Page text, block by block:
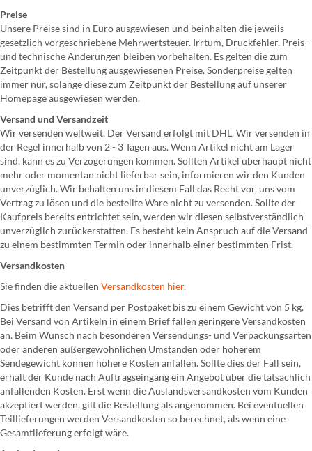
Preise
Unsere Preise sind in Euro ausgewiesen und beinhalten die jeweils
gesetzlich vorgeschriebene Mehrwertsteuer. Irrtum, Druckfehler, Preis-
und technische Änderungen bleiben vorbehalten. Es gelten die zum
Zeitpunkt der Bestellung ausgewiesenen Preise. Sonderpreise gelten
immer nur, solange diese zum Zeitpunkt der Bestellung auf unserer
Homepage ausgewiesen werden.
Versand und Versandzeit
Wir versenden weltweit. Der Versand erfolgt mit DHL. Wir versenden in
der Regel innerhalb von 2 - 3 Tagen aus. Wenn Artikel nicht am Lager
sind, kann es zu Verzögerungen kommen. Sollten Artikel überhaupt nicht
mehr oder momentan nicht lieferbar sein, informieren wir den Kunden
unverzüglich. Wir behalten uns in diesem Fall das Recht vor, uns vom
Vertrag zu lösen und die bestellte Ware nicht zu versenden. Sollte der
Kaufpreis bereits entrichtet sein, werden wir diesen selbstverständlich
unverzüglich zurückerstatten. Es besteht kein Anspruch auf die Versand
zu einem bestimmten Termin oder innerhalb einer bestimmten Frist.
Versandkosten
Sie finden die aktuellen Versandkosten hier.
Dies betrifft den Versand per Postpaket bis zu einem Gewicht von 5 kg.
Bei Versand von Artikeln in einem Brief fallen geringere Versandkosten
an. Beim Wunsch nach besonderen Versendungs- und Verpackungsarten
oder anderen außergewöhnlichen Umständen oder höherem
Sendegewicht können höhere Kosten anfallen. Sollte dies der Fall sein,
erhält der Kunde nach Auftragseingang ein Angebot über die tatsächlich
anfallenden Kosten. Erst wenn die Auslandsversandkosten vom Kunden
akzeptiert werden, gilt die Bestellung als angenommen. Bei eventuellen
Teillieferungen werden Versandkosten so berechnet, als wenn eine
Gesamtlieferung erfolgt wäre.